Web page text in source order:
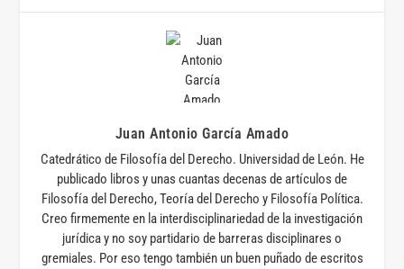
Juan Antonio García Amado
Catedrático de Filosofía del Derecho. Universidad de León. He
publicado libros y unas cuantas decenas de artículos de
Filosofía del Derecho, Teoría del Derecho y Filosofía Política.
Creo firmemente en la interdisciplinariedad de la investigación
jurídica y no soy partidario de barreras disciplinares o
gremiales. Por eso tengo también un buen puñado de escritos